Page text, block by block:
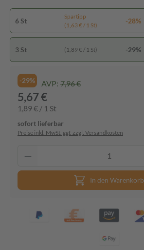
6 St
Spartipp
(1,63 € / 1 St)
-28%
3 St (1,89 € / 1 St) -29%
-29% AVP: 7,96 €
5,67 €
1,89 € / 1 St
sofort lieferbar
Preise inkl. MwSt. ggf. zzgl. Versandkosten
In den Warenkorb